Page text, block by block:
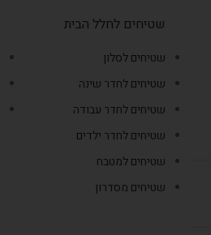
שטיחים לחלל הבית
שטיחים לסלון
שטיחים לחדר שינה
שטיחים לחדר עבודה
שטיחים לחדר ילדים
שטיחים למטבח
שטיחים מסדרון